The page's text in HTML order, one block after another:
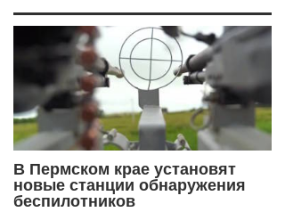
В Пермском крае установят
новые станции обнаружения
беспилотников